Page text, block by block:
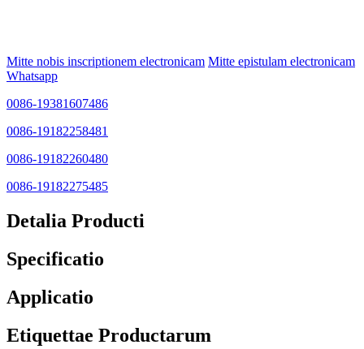
Mitte nobis inscriptionem electronicam Mitte epistulam electronicam
Whatsapp
0086-19381607486
0086-19182258481
0086-19182260480
0086-19182275485
Detalia Producti
Specificatio
Applicatio
Etiquettae Productarum